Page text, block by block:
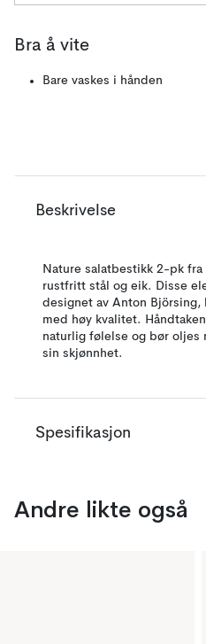
Bra å vite
Bare vaskes i hånden
Beskrivelse
Nature salatbestikk 2-pk fra
rustfritt stål og eik. Disse
designet av Anton
med høy kvalitet.
naturlig følelse og bør oljes
sin skjønnhet.
Spesifikasjon
Andre likte også